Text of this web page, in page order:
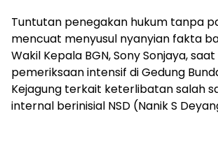
Tuntutan penegakan hukum tanpa
mencuat menyusul nyanyian fakta
Wakil Kepala BGN, Sony Sonjaya,
pemeriksaan intensif di Gedung
Kejagung terkait keterlibatan salah
internal berinisial NSD (Nanik S